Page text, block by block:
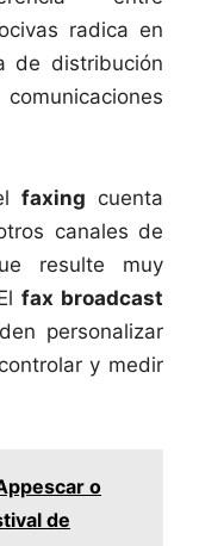
radica en
de distribución
faxing cuenta
canales de
resulte muy
fax broadcast
personalizar
y medir
o
de